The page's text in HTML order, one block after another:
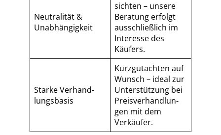
Neutralität &
Unabhängigkeit
sich­ten – unsere
Beratung erfolgt
ausschließlich im
Interesse des
Käufers.
Starke Ver­hand­
lungs­ba­sis
Kurzgutachten auf
Wunsch – ideal zur
Unterstützung bei
Preis­ver­hand­lun­
gen mit dem
Verkäufer.